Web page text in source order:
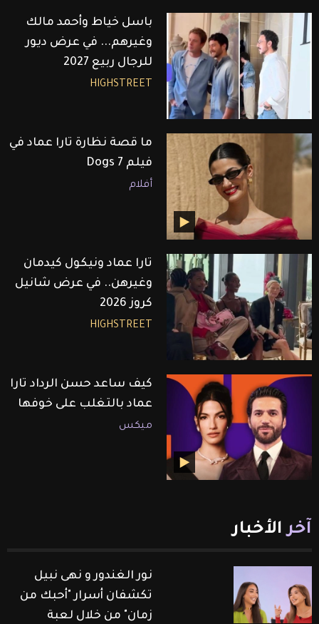
باسل خياط وأحمد مالك
وغيرهم... في عرض ديور
للرجال ربيع 2027
HIGHSTREET
ما قصة نظارة تارا عماد في
فيلم 7 Dogs
أفلام
تارا عماد ونيكول كيدمان
وغيرهن.. في عرض شانيل
كروز 2026
HIGHSTREET
كيف ساعد حسن الرداد تارا
عماد بالتغلب على خوفها
ميكس
آخر الأخبار
نور الغندور و نهى نبيل
تكشفان أسرار "أحبك من
زمان" من خلال لعبة